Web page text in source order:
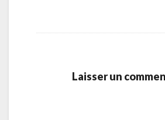
Laisser un